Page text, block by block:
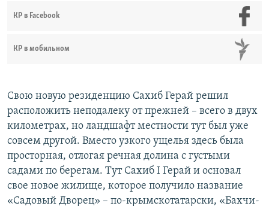
КР в Facebook
КР в мобильном
Свою новую резиденцию Сахиб Герай решил
расположить неподалеку от прежней – всего в двух
километрах, но ландшафт местности тут был уже
совсем другой. Вместо узкого ущелья здесь была
просторная, отлогая речная долина с густыми
садами по берегам. Тут Сахиб I Герай и основал
свое новое жилище, которое получило название
«Садовый Дворец» – по-крымскотатарски, «Бахчи-